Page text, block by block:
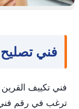
فني
فني تكييف
ترغب في رقم فني